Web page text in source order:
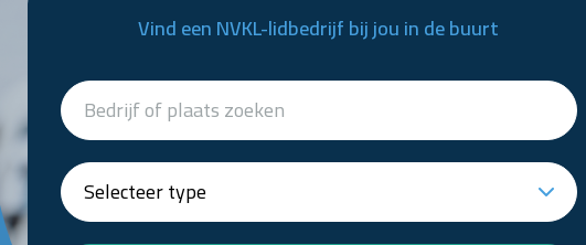
Vind een NVKL-lidbedrijf bij jou in de buurt